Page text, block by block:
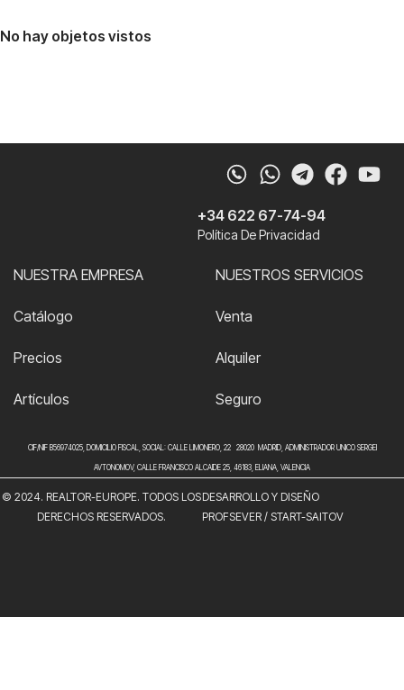
No hay objetos vistos
Whatsapp
Telegram
+34 622 67-74-94
Política De Privacidad
NUESTRA EMPRESA
Catálogo
Precios
Artículos
NUESTROS SERVICIOS
Venta
Alquiler
Seguro
CIF/NIF B56974025, DOMICILIO FISCAL, SOCIAL: CALLE LIMONERO, 22 28020 MADRID, ADMINISTRADOR UNICO SERGEI
AVTONOMOV, CALLE FRANCISCO ALCAIDE 25, 46183, ELIANA, VALENCIA
© 2024. REALTOR-EUROPE. TODOS LOS
DERECHOS RESERVADOS.
DESARROLLO Y DISEÑO
PROFSEVER / START-SAITOV